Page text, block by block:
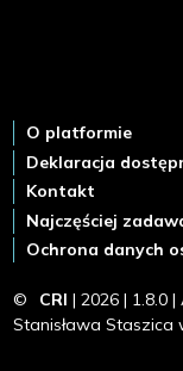
O platformie
Deklaracja
Kontakt
Najczęściej
Ochrona danych
© CRI | 2026 | 1.8.0
Stanisława Staszica